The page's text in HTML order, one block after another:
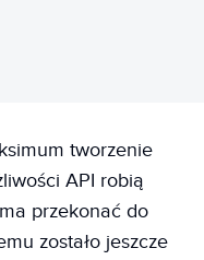
tworzenie
API robią
przekonać do
zostało jeszcze